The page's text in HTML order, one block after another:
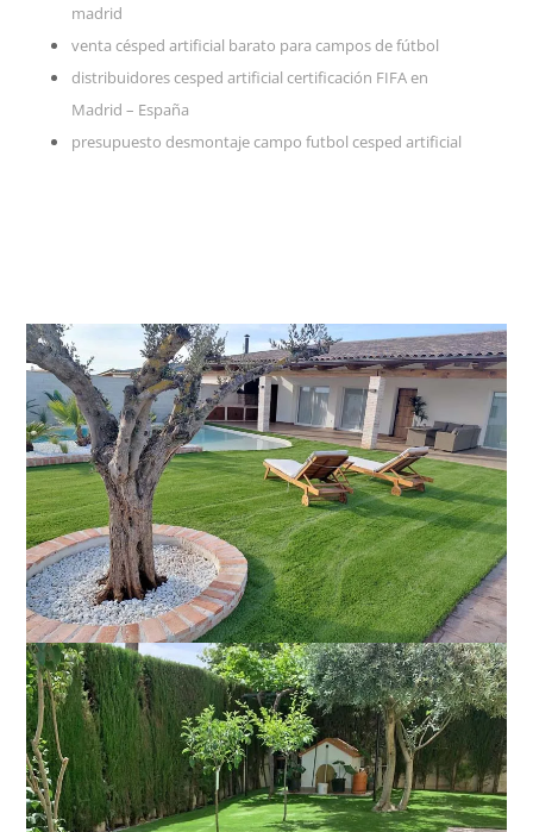
madrid
venta césped artificial barato para campos de fútbol
distribuidores cesped artificial certificación FIFA en
Madrid – España
presupuesto desmontaje campo futbol cesped artificial